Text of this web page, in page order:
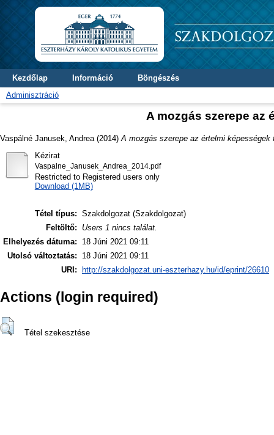
Kezdőlap Információ
Böngészés
Adminisztráció
A mozgás szerepe az
Vaspálné Janusek, Andrea (2014) A mozgás szerepe az értelmi képességek
Kézirat
Vaspalne_Janusek_Andrea_2014.pdf
Restricted to Registered users only
Download (1MB)
Tétel típus: Szakdolgozat (Szakdolgozat)
Feltöltő:
Users 1 nincs találat.
Elhelyezés dátuma:
18 Júni 2021 09:11
Utolsó változtatás:
18 Júni 2021 09:11
URI:
http://szakdolgozat.uni-eszterhazy.hu/id/eprint/26610
Actions (login required)
Tétel szekesztése